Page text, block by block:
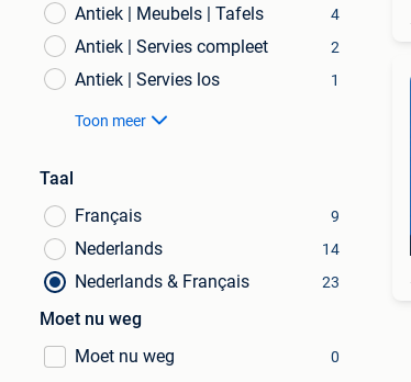
Antiek | Meubels | Tafels 4
Antiek | Servies compleet 2
Antiek | Servies los 1
Toon meer
Taal
Français
9
Nederlands 14
Nederlands & Français 23
Moet nu weg
Moet nu weg
0